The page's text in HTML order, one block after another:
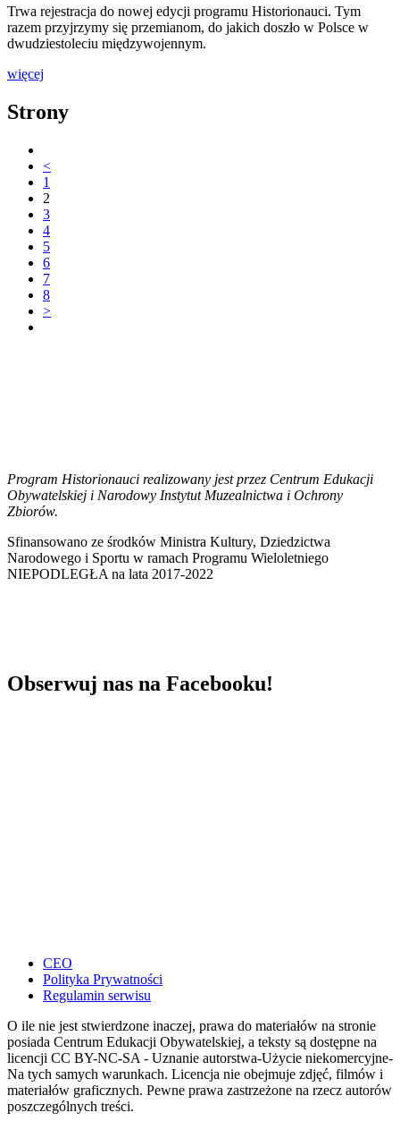
Trwa rejestracja do nowej edycji programu Historionauci. Tym
razem przyjrzymy się przemianom, do jakich doszło w Polsce w
dwudziestoleciu międzywojennym.
więcej
Strony
<
1
2
3
4
5
6
7
8
>
Program Historionauci realizowany jest przez Centrum Edukacji
Obywatelskiej i Narodowy Instytut Muzealnictwa i Ochrony
Zbiorów.
Sfinansowano ze środków Ministra Kultury, Dziedzictwa
Narodowego i Sportu w ramach Programu Wieloletniego
NIEPODLEGŁA na lata 2017-2022
Obserwuj nas na Facebooku!
CEO
Polityka Prywatności
Regulamin serwisu
O ile nie jest stwierdzone inaczej, prawa do materiałów na stronie
posiada Centrum Edukacji Obywatelskiej, a teksty są dostępne na
licencji CC BY-NC-SA - Uznanie autorstwa-Użycie niekomercyjne-
Na tych samych warunkach. Licencja nie obejmuje zdjęć, filmów i
materiałów graficznych. Pewne prawa zastrzeżone na rzecz autorów
poszczególnych treści.